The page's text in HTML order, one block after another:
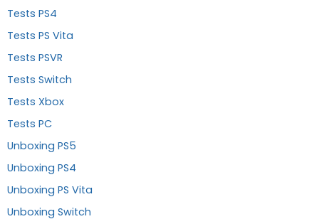
Tests PS4
Tests PS Vita
Tests PSVR
Tests Switch
Tests Xbox
Tests PC
Unboxing PS5
Unboxing PS4
Unboxing PS Vita
Unboxing Switch